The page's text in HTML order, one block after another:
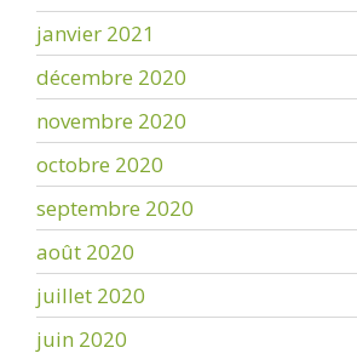
janvier 2021
décembre 2020
novembre 2020
octobre 2020
septembre 2020
août 2020
juillet 2020
juin 2020